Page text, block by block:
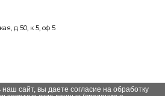
д 50, к 5, оф 5
сайт, вы даете согласие на обработку